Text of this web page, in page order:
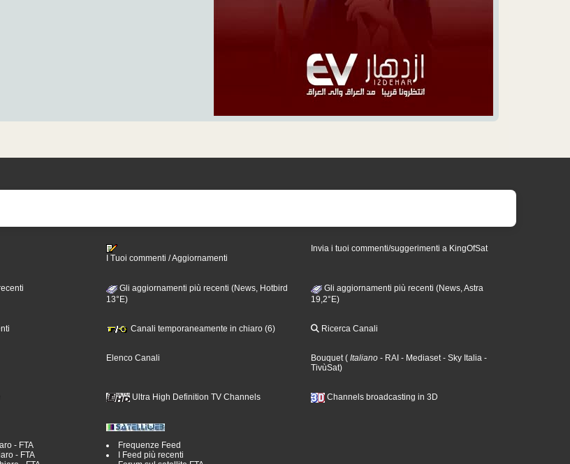
I Tuoi commenti / Aggiornamenti
Invia i tuoi commenti/suggerimenti a KingOfSat
Gli aggiornamenti più recenti (News, Hotbird
13°E)
Gli aggiornamenti più recenti (News, Astra
19,2°E)
Canali temporaneamente in chiaro (6) Ricerca Canali
Elenco Canali Bouquet( Italiano - RAI - Mediaset- Sky Italia -
TivùSat)
Ultra High Definition TV Channels Channels broadcasting in 3D
- FTA
- FTA
Frequenze Feed
I Feed più recenti